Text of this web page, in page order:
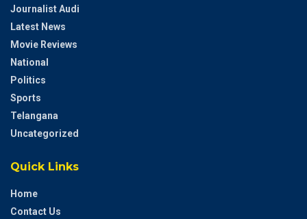
Journalist Audi
Latest News
Movie Reviews
National
Politics
Sports
Telangana
Uncategorized
Quick Links
Home
Contact Us